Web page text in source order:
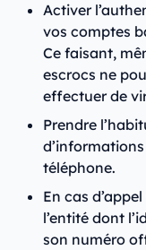
Activer
vos comptes
Ce faisant,
escrocs ne
effectuer de
Prendre
téléphone.
En cas
l’entité dont
son numéro